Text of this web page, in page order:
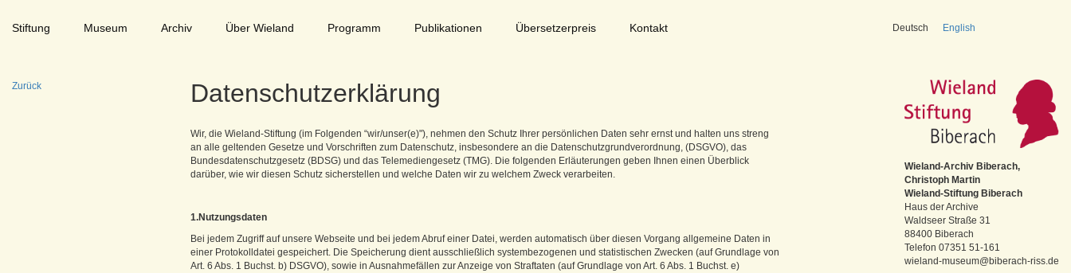
Stiftung Museum Archiv Über Wieland Programm Publikationen Übersetzerpreis Kontakt Deutsch English
Zurück Datenschutzerklärung
Wir, die Wieland-Stiftung (im Folgenden “wir/unser(e)"), nehmen den Schutz Ihrer persönlichen Daten sehr ernst und halten uns streng
an alle geltenden Gesetze und Vorschriften zum Datenschutz, insbesondere an die Datenschutzgrundverordnung, (DSGVO), das
Bundesdatenschutzgesetz (BDSG) und das Telemediengesetz (TMG). Die folgenden Erläuterungen geben Ihnen einen Überblick
darüber, wie wir diesen Schutz sicherstellen und welche Daten wir zu welchem Zweck verarbeiten.
1.Nutzungsdaten
Bei jedem Zugriff auf unsere Webseite und bei jedem Abruf einer Datei, werden automatisch über diesen Vorgang allgemeine Daten in
einer Protokolldatei gespeichert. Die Speicherung dient ausschließlich systembezogenen und statistischen Zwecken (auf Grundlage von
Art. 6 Abs. 1 Buchst. b) DSGVO), sowie in Ausnahmefällen zur Anzeige von Straftaten (auf Grundlage von Art. 6 Abs. 1 Buchst. e)
Wieland-Archiv Biberach,
Christoph Martin
Wieland-Stiftung Biberach
Haus der Archive
Waldseer Straße 31
88400 Biberach
Telefon 07351 51-161
wieland-museum@biberach-riss.de